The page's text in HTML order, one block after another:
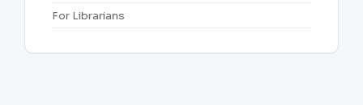
For Librarians